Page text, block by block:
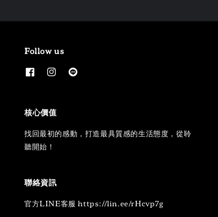
Follow us
核心價值
找回最初的感動，打造最具質感的生活態度，從聆
聽開始！
聯絡資訊
官方LINE客服 https://lin.ee/rHcvp7g